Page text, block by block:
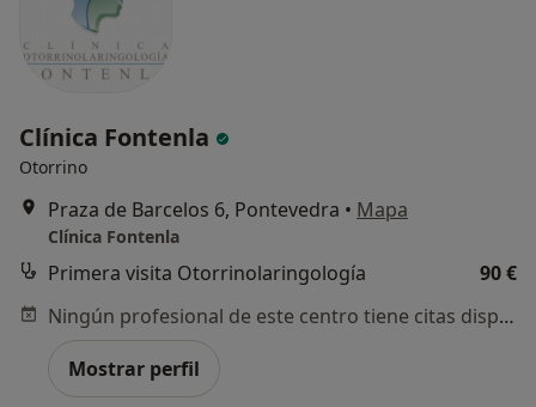
Clínica Fontenla
Otorrino
Praza de Barcelos 6, Pontevedra • Mapa
Clínica Fontenla
Primera visita Otorrinolaringología
90 €
Ningún profesional de este centro tiene citas disponibles
Mostrar perfil